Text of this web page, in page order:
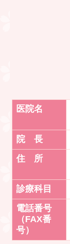
医院名
院 長
住 所
診療科目
電話番号
（FAX番
号）